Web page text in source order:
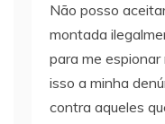
Não posso
montada
para me
isso a minha
contra aqueles